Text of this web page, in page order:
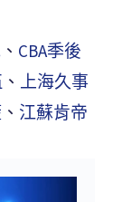
、 CBA季後
、 上海久事
、 江蘇肯帝